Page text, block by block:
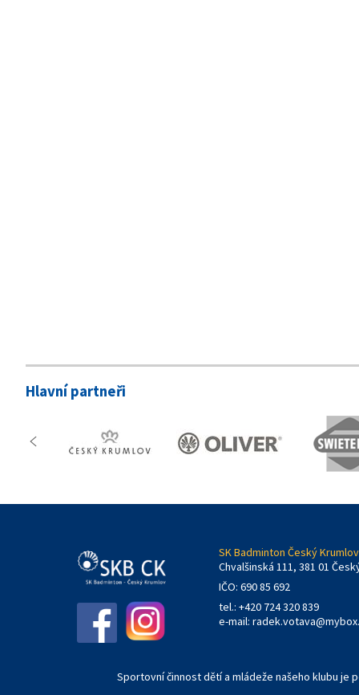
Hlavní partneři
SK Badminton Český
Chvalšinská 111, 381 01
IČO: 690 85 692
tel.: +420 724 320 839
e-mail:
Sportovní činnost dětí a mládeže našeho klubu je